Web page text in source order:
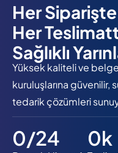
Her
Her
Sağlıklı
Yüksek kaliteli ve
kuruluşlarına güvenilir,
tedarik çözümleri
0/24 0k